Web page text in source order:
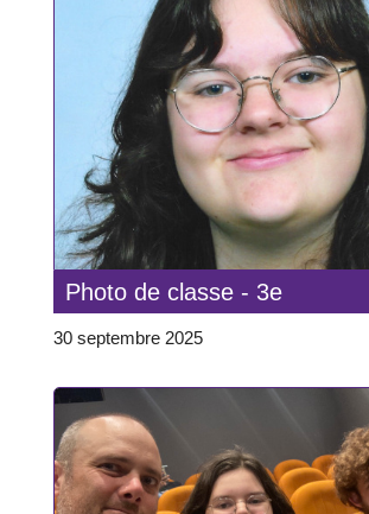
Photo de classe - 3e
30 septembre 2025